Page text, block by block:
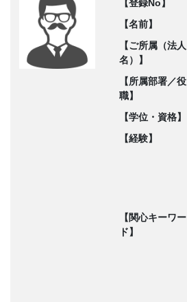
【登録No】
【名前】
【ご所属（法人
名）】
【所属部署／役
職】
【学位・資格】
【経験】
【関心キーワー
ド】